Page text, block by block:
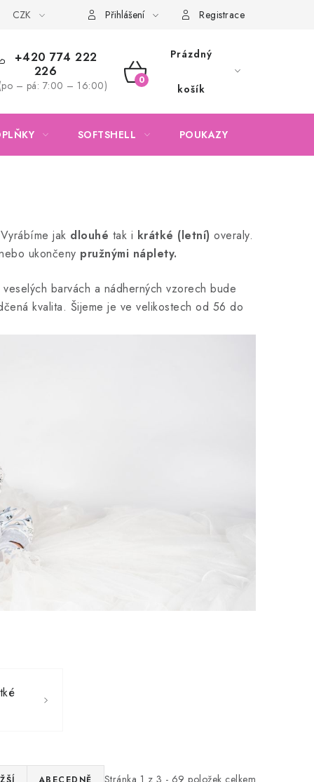
Obchodní podmínky Podmínky ochrany osobních údajů
CZK Přihlášení Registrace
+420 774 222
226
– pá: 7:00 – 16:00)
NÁKUPNÍ
Prázdný
košík
SOFTSHELL POUKAZY
jak dlouhé tak i krátké (letní) overaly.
ukončeny pružnými náplety.
barvách a nádherných vzorech bude
kvalita. Šijeme je ve velikostech od 56 do